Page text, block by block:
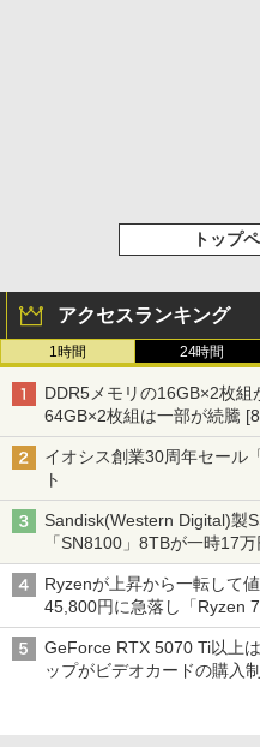
トップ
アクセスランキング
1時間 24時間
DDR5メモリの16GB×2枚
64GB×2枚組は一部が続騰
イオシス創業30周年セール
ト
Sandisk(Western Digital)製
「SN8100」8TBが一時17
Ryzenが上昇から一転して
45,800円に急落し「Ryzen
前半のCPU価格]
GeForce RTX 5070 Ti以上
ップがビデオカードの購入